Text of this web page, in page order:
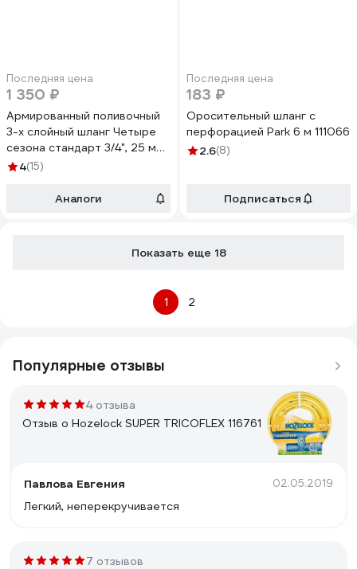
Последняя цена
1 350 ₽
Армированный поливочный
3-х слойный шланг Четыре
сезона стандарт 3/4", 25 м
62-0226
4(15)
Аналоги
Последняя цена
183 ₽
Оросительный шланг с
перфорацией Park 6 м 111066
2.6(8)
Подписаться
Показать еще 18
1 2
Популярные отзывы
4 отзыва
Отзыв о Hozelock SUPER TRICOFLEX 116761
Павлова Евгения 02.05.2019
Легкий, неперекручивается
7 отзывов